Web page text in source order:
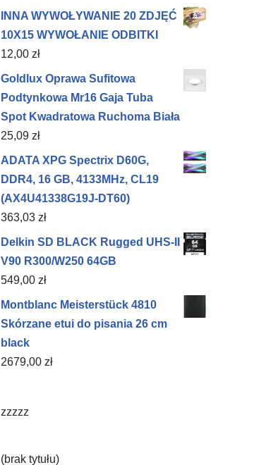
INNA WYWOŁYWANIE 20 ZDJĘĆ
10X15 WYWOŁANIE ODBITKI
12,00 zł
Goldlux Oprawa Sufitowa
Podtynkowa Mr16 Gaja Tuba
Spot Kwadratowa Ruchoma Biała
25,09 zł
ADATA XPG Spectrix D60G,
DDR4, 16 GB, 4133MHz, CL19
(AX4U41338G19J-DT60)
363,03 zł
Delkin SD BLACK Rugged UHS-II
V90 R300/W250 64GB
549,00 zł
Montblanc Meisterstück 4810
Skórzane etui do pisania 26 cm
black
2679,00 zł
zzzzz
(brak tytułu)